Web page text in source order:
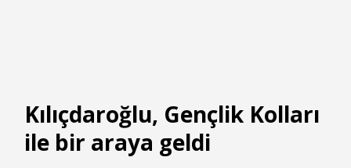
Kılıçdaroğlu, Gençlik Kolları
ile bir araya geldi